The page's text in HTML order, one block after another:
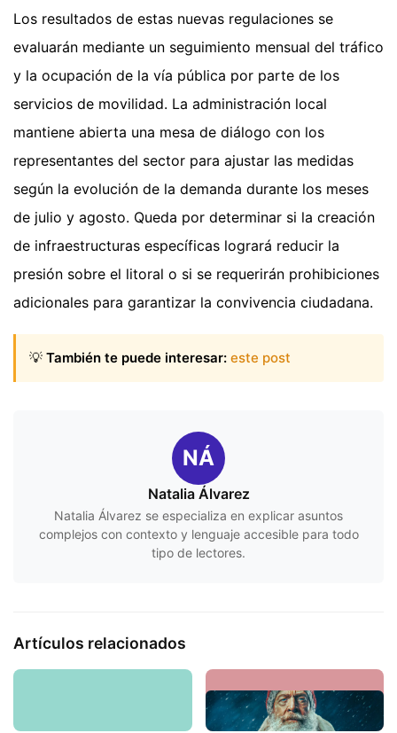
Los resultados de estas nuevas regulaciones se
evaluarán mediante un seguimiento mensual del tráfico
y la ocupación de la vía pública por parte de los
servicios de movilidad. La administración local
mantiene abierta una mesa de diálogo con los
representantes del sector para ajustar las medidas
según la evolución de la demanda durante los meses
de julio y agosto. Queda por determinar si la creación
de infraestructuras específicas logrará reducir la
presión sobre el litoral o si se requerirán prohibiciones
adicionales para garantizar la convivencia ciudadana.
💡 También te puede interesar: este post
NÁ
Natalia Álvarez
Natalia Álvarez se especializa en explicar asuntos
complejos con contexto y lenguaje accesible para todo
tipo de lectores.
Artículos relacionados